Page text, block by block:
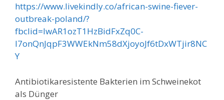
https://www.livekindly.co/african-swine-fiever-
outbreak-poland/?
fbclid=IwAR1ozT1HzBidFxZq0C-
I7onQnJqpF3WWEkNm58dXjoyoJf6tDxWTjir8NC
Y
Antibiotikaresistente Bakterien im Schweinekot
als Dünger